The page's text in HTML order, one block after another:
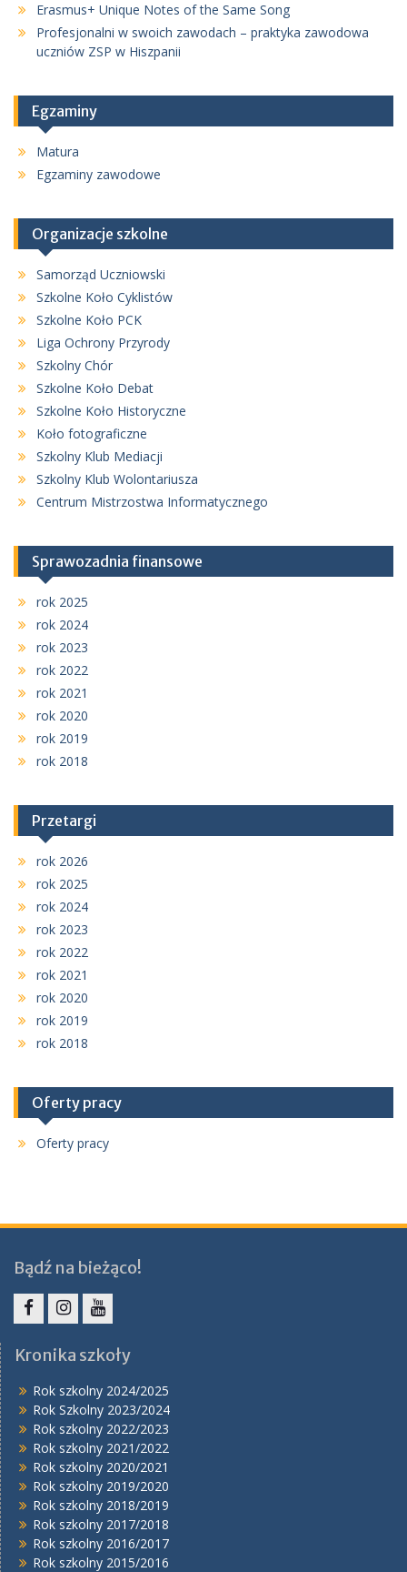
Erasmus+ Unique Notes of the Same Song
Profesjonalni w swoich zawodach – praktyka zawodowa
uczniów ZSP w Hiszpanii
Egzaminy
Matura
Egzaminy zawodowe
Organizacje szkolne
Samorząd Uczniowski
Szkolne Koło Cyklistów
Szkolne Koło PCK
Liga Ochrony Przyrody
Szkolny Chór
Szkolne Koło Debat
Szkolne Koło Historyczne
Koło fotograficzne
Szkolny Klub Mediacji
Szkolny Klub Wolontariusza
Centrum Mistrzostwa Informatycznego
Sprawozadnia finansowe
rok 2025
rok 2024
rok 2023
rok 2022
rok 2021
rok 2020
rok 2019
rok 2018
Przetargi
rok 2026
rok 2025
rok 2024
rok 2023
rok 2022
rok 2021
rok 2020
rok 2019
rok 2018
Oferty pracy
Oferty pracy
Bądź na bieżąco!
Kronika szkoły
Rok szkolny 2024/2025
Rok Szkolny 2023/2024
Rok szkolny 2022/2023
Rok szkolny 2021/2022
Rok szkolny 2020/2021
Rok szkolny 2019/2020
Rok szkolny 2018/2019
Rok szkolny 2017/2018
Rok szkolny 2016/2017
Rok szkolny 2015/2016